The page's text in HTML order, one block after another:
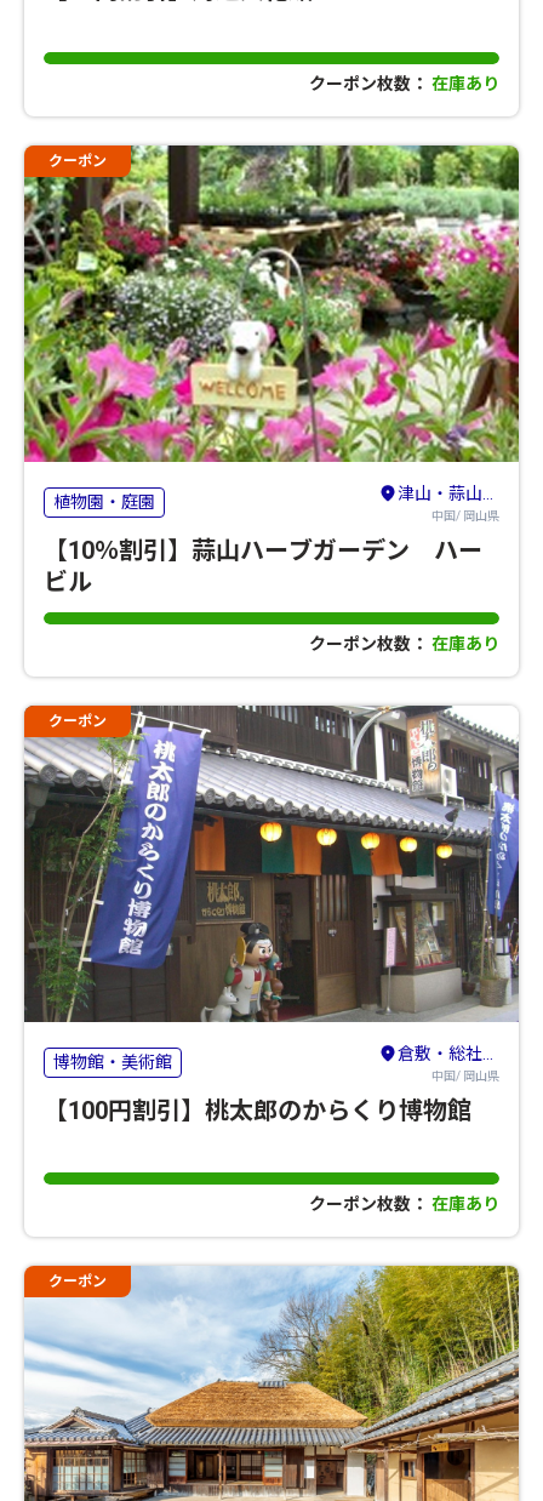
クーポン枚数： 在庫あり
クーポン
植物園・庭園 津山・蒜山・美作三湯
中国/ 岡山県
【10％割引】蒜山ハーブガーデン ハー
ビル
クーポン枚数： 在庫あり
クーポン
博物館・美術館 倉敷・総社・笠岡
中国/ 岡山県
【100円割引】桃太郎のからくり博物館
クーポン枚数： 在庫あり
クーポン